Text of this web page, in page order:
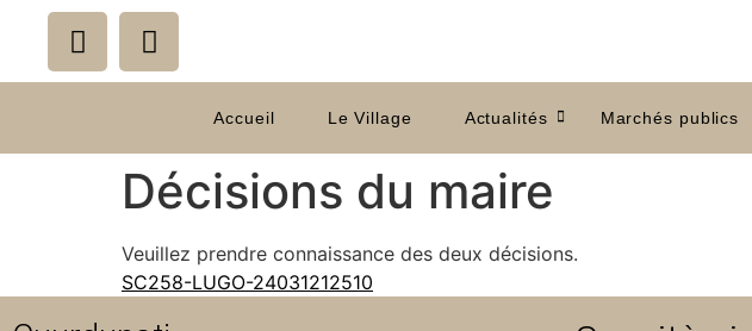
Accueil Le Village Actualités Marchés publics
Décisions du maire
Veuillez prendre connaissance des deux décisions.
SC258-LUGO-24031212510